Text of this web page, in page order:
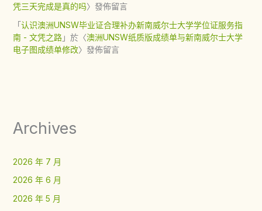
凭三天完成是真的吗〉發佈留言
「认识澳洲UNSW毕业证合理补办新南威尔士大学学位证服务指
南 - 文凭之路」於〈澳洲UNSW纸质版成绩单与新南威尔士大学
电子图成绩单修改〉發佈留言
Archives
2026 年 7 月
2026 年 6 月
2026 年 5 月